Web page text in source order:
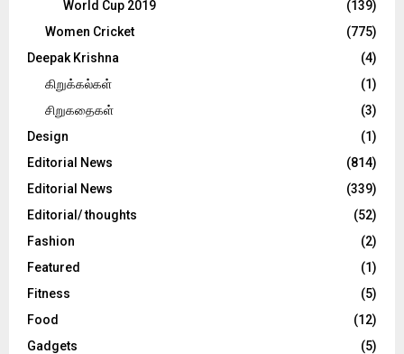
World Cup 2019
(139)
Women Cricket
(775)
Deepak Krishna
(4)
கிறுக்கல்கள்
(1)
சிறுகதைகள்
(3)
Design
(1)
Editorial News
(814)
Editorial News
(339)
Editorial/ thoughts
(52)
Fashion
(2)
Featured
(1)
Fitness
(5)
Food
(12)
Gadgets
(5)